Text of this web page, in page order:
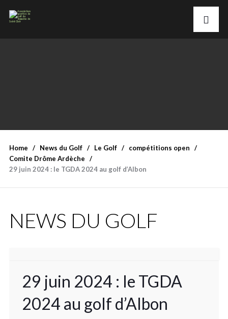
Home News du Golf Le Golf
compétitions open
Comite Drôme Ardèche
29 juin 2024 : le TGDA 2024 au golf d’Albon
NEWS DU GOLF
29 juin 2024 : le TGDA
2024 au golf d’Albon